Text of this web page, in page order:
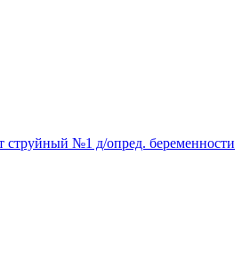
струйный №1 д/опред. беременности